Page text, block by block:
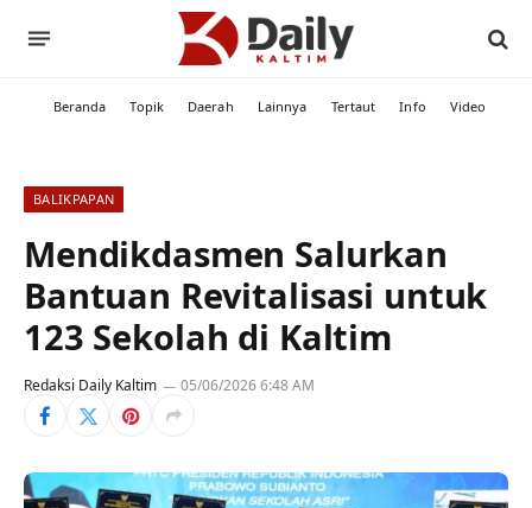
Beranda Topik Daerah Lainnya Tertaut Info Video
BALIKPAPAN
Mendikdasmen Salurkan
Bantuan Revitalisasi untuk
123 Sekolah di Kaltim
Redaksi Daily Kaltim 05/06/2026 6:48 AM